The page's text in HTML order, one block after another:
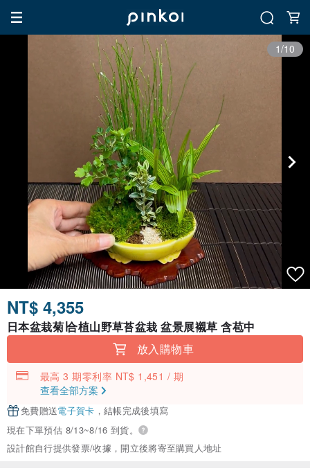
1/10
NT$ 4,355
日本盆栽菊∣合植山野草苔盆栽 盆景展襯草 含苞中
放入購物車
最高 3 期零利率 NT$ 1,451 / 期
查看全部方案
免費贈送電子賀卡 ，結帳完成後填寫
現在下單預估 8/13~8/16 到貨。
設計館自行提供發票/收據，開立後將寄至購買人地址